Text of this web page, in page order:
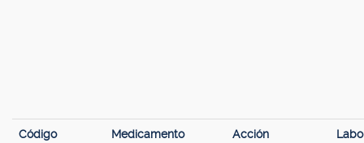
Código Medicamento
Acción